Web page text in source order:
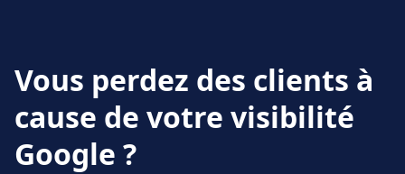
Vous perdez des clients à
cause de votre visibilité
Google ?